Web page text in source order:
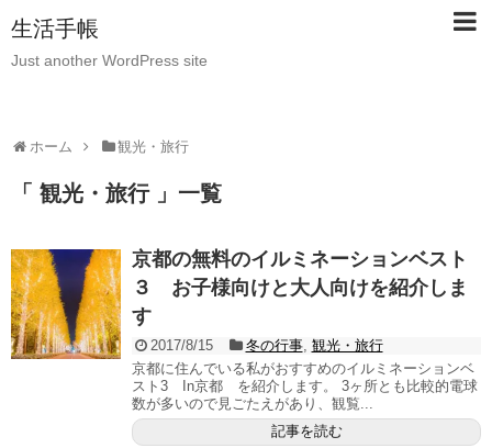
生活手帳
Just another WordPress site
ホーム 観光・旅行
「 観光・旅行 」一覧
京都の無料のイルミネーションベスト
３ お子様向けと大人向けを紹介しま
す
2017/8/15 冬の行事, 観光・旅行
京都に住んでいる私がおすすめのイルミネーションベ
スト3 In京都 を紹介します。 3ヶ所とも比較的電球
数が多いので見ごたえがあり、観覧...
記事を読む